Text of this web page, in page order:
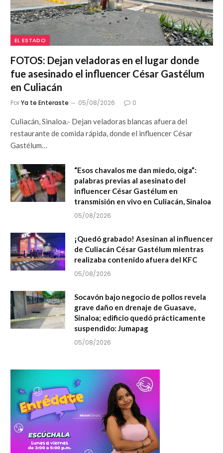
EL ESTADO
FOTOS: Dejan veladoras en el lugar donde
fue asesinado el influencer César Gastélum
en Culiacán
PorYa te Enteraste 05/08/2026 0
Culiacán, Sinaloa.- Dejan veladoras blancas afuera del
restaurante de comida rápida, donde el influencer César
Gastélum…
“Esos chavalos me dan miedo, oiga”:
palabras previas al asesinato del
influencer César Gastélum en
transmisión en vivo en Culiacán, Sinaloa
05/08/2026
¡Quedó grabado! Asesinan al influencer
de Culiacán César Gastélum mientras
realizaba contenido afuera del KFC
05/08/2026
Socavón bajo negocio de pollos revela
grave daño en drenaje de Guasave,
Sinaloa; edificio quedó prácticamente
suspendido: Jumapag
05/08/2026